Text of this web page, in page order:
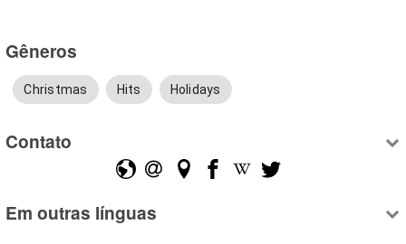
Gêneros
Christmas Hits Holidays
Contato
Em outras línguas